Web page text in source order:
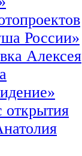
России»
Алексея
открытия